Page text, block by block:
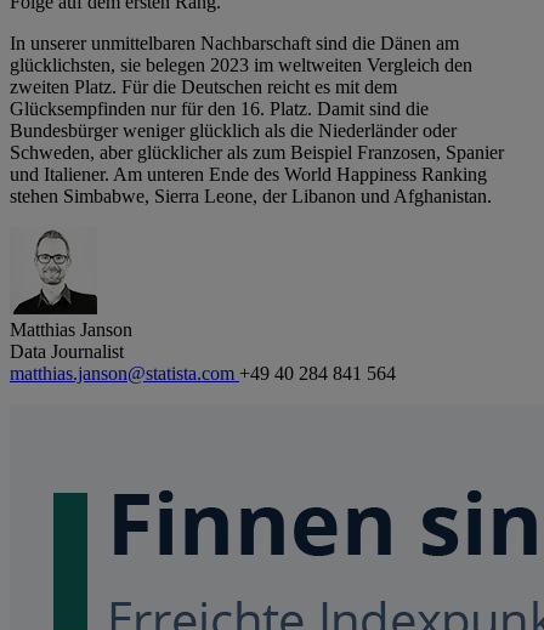
In unserer unmittelbaren Nachbarschaft sind die Dänen am
glücklichsten, sie belegen 2023 im weltweiten Vergleich den
zweiten Platz. Für die Deutschen reicht es mit dem
Glücksempfinden nur für den 16. Platz. Damit sind die
Bundesbürger weniger glücklich als die Niederländer oder
Schweden, aber glücklicher als zum Beispiel Franzosen, Spanier
und Italiener. Am unteren Ende des World Happiness Ranking
stehen Simbabwe, Sierra Leone, der Libanon und Afghanistan.
Matthias Janson
Data Journalist
matthias.janson@statista.com +49 40 284 841 564